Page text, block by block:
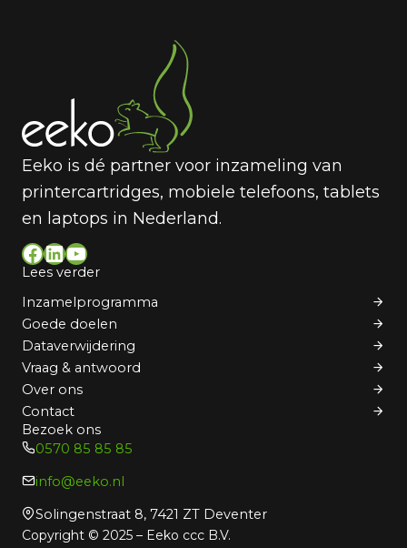
Eeko is dé partner voor inzameling van
printercartridges, mobiele telefoons, tablets
en laptops in Nederland.
Facebook LinkedIn YouTube
Lees verder
Inzamelprogramma
Goede doelen
Dataverwijdering
Vraag & antwoord
Over ons
Contact
Bezoek ons
0570 85 85 85
info@eeko.nl
Solingenstraat 8, 7421 ZT Deventer
Copyright © 2025 – Eeko ccc B.V.